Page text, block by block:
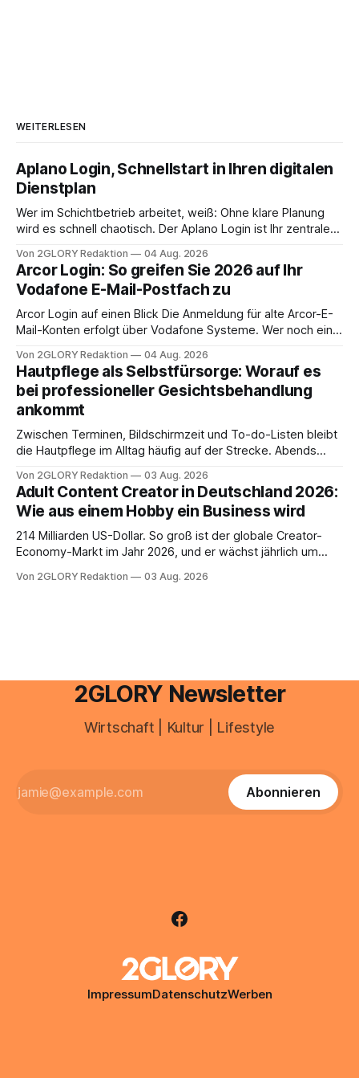
WEITERLESEN
Aplano Login, Schnellstart in Ihren digitalen
Dienstplan
Wer im Schichtbetrieb arbeitet, weiß: Ohne klare Planung
wird es schnell chaotisch. Der Aplano Login ist Ihr zentraler
abwesenheiten und die gesamte kommunikation rund um
Ihr personal digital zu organisieren. In diesem Leitfaden
erfahren Sie alles, was Sie für einen reibungslosen Einstieg
brauchen, von der Registrierung
Von 2GLORY Redaktion 04 Aug. 2026
Arcor Login: So greifen Sie 2026 auf Ihr
Vodafone E-Mail-Postfach zu
Arcor Login auf einen Blick Die Anmeldung für alte Arcor-E-
Mail-Konten erfolgt über Vodafone Systeme. Wer noch eine
besitzt, loggt sich heute über das Vodafone E-Mail & Cloud
Portal ein. Der klassische Arcor Login über mail.
Von 2GLORY Redaktion 04 Aug. 2026
Hautpflege als Selbstfürsorge: Worauf es
bei professioneller Gesichtsbehandlung
ankommt
Zwischen Terminen, Bildschirmzeit und To-do-Listen bleibt
die Hautpflege im Alltag häufig auf der Strecke. Abends
Drogerie – mehr ist zeitlich oft nicht drin. Dabei reagiert die
Haut empfindlich auf Stress, Schlafmangel und
Umwelteinflüsse: Sie wirkt müde, spannt oder neigt zu
Unreinheiten. Professionelle
Von 2GLORY Redaktion 03 Aug. 2026
Adult Content Creator in Deutschland 2026:
Wie aus einem Hobby ein Business wird
214 Milliarden US-Dollar. So groß ist der globale Creator-
Economy-Markt im Jahr 2026, und er wächst jährlich um
ist längst ein ernstzunehmender Wirtschaftszweig. Weltweit
Von 2GLORY Redaktion 03 Aug. 2026
2GLORY Newsletter
Wirtschaft | Kultur | Lifestyle
Abonnieren
ImpressumDatenschutzWerben